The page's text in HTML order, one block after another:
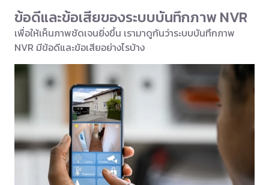
ข้อดีและข้อเสียของระบบบันทึกภาพ NVR
เพื่อให้เห็นภาพชัดเจนยิ่งขึ้น เรามาดูกันว่าระบบบันทึกภาพ
NVR มีข้อดีและข้อเสียอย่างไรบ้าง